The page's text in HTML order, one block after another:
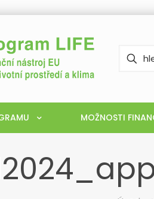
MOŽNOSTI